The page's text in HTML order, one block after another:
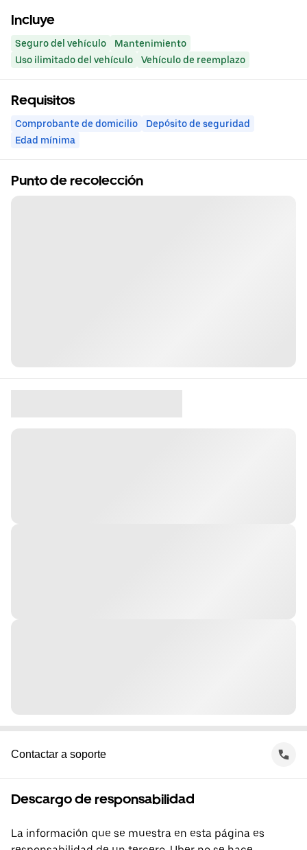
Incluye
Seguro del vehículo
Mantenimiento
Uso ilimitado del vehículo
Vehículo de reemplazo
Requisitos
Comprobante de domicilio
Depósito de seguridad
Edad mínima
Punto de recolección
Contactar a soporte
Descargo de responsabilidad
La información que se muestra en esta página es